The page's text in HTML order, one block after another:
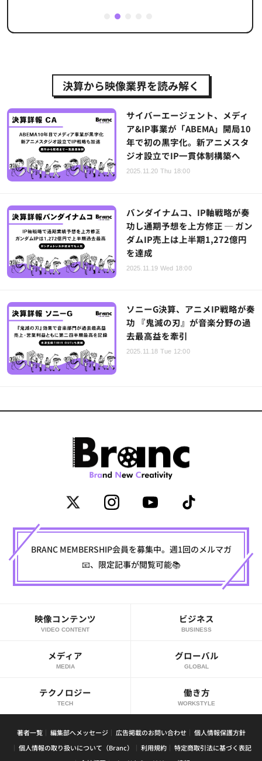
2
決算から映像業界を読み解く
サイバーエージェント、メディ
ア&IP事業が「ABEMA」開局10
年で初の黒字化。新アニメスタ
ジオ設立でIP一貫体制構築へ
2025.11.20 Thu 18:00
バンダイナムコ、IP軸戦略が奏
功し通期予想を上方修正 ─ ガン
ダムIP売上は上半期1,272億円
を達成
2025.11.19 Wed 18:00
ソニーG決算、アニメIP戦略が奏
功 『鬼滅の刃』が音楽分野の過
去最高益を牽引
2025.11.18 Tue 12:00
BRANC MEMBERSHIP会員を募集中。週1回のメルマガ
📧、限定記事が閲覧可能📚
映像コンテンツ
VIDEO CONTENT
ビジネス
BUSINESS
メディア
MEDIA
グローバル
GLOBAL
テクノロジー
TECH
働き方
WORKSTYLE
著者一覧 編集部へメッセージ 広告掲載のお問い合わせ
個人情報保護方針
個人情報の取り扱いについて（Branc）
利用規約
特定商取引法に基づく表記